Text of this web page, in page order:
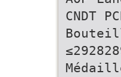
CNDT